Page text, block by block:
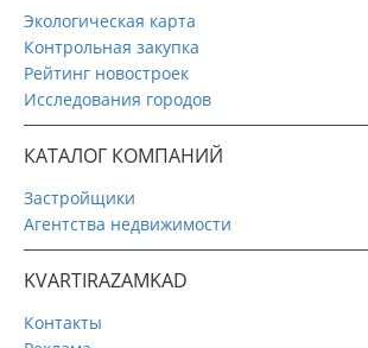
Экологическая карта
Контрольная закупка
Рейтинг новостроек
Исследования городов
КАТАЛОГ КОМПАНИЙ
Застройщики
Агентства недвижимости
KVARTIRAZAMKAD
Контакты